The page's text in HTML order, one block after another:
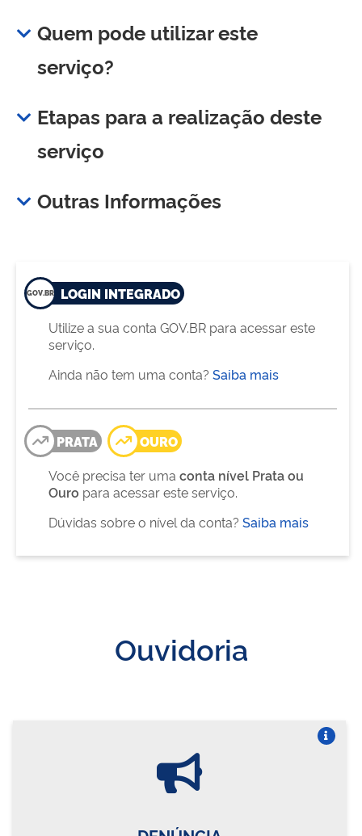
Quem pode utilizar este
serviço?
Etapas para a realização deste
serviço
Outras Informações
LOGIN INTEGRADO
Utilize a sua conta GOV.BR para acessar este
serviço.
Ainda não tem uma conta? Saiba mais
PRATA
OURO
Você precisa ter uma conta nível Prata ou
Ouro para acessar este serviço.
Dúvidas sobre o nível da conta? Saiba mais
Ouvidoria